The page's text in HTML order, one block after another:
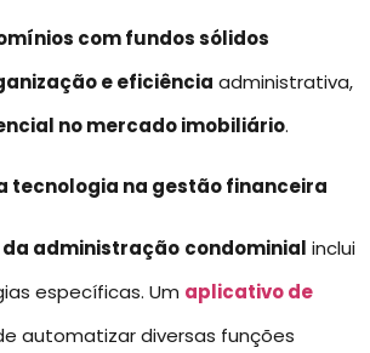
com fundos sólidos
e eficiência administrativa,
no mercado imobiliário.
tecnologia na gestão financeira
administração condominial inclui
específicas. Um aplicativo de
automatizar diversas funções